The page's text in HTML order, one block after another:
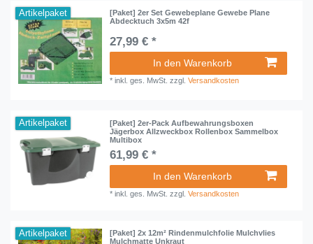
Artikelpaket
[Paket] 2er Set Gewebeplane Gewebe Plane
Abdecktuch 3x5m 42f
27,99 € *
In den Warenkorb
*inkl. ges. MwSt. zzgl.Versandkosten
Artikelpaket
[Paket] 2er-Pack Aufbewahrungsboxen
Jägerbox Allzweckbox Rollenbox Sammelbox
Multibox
61,99 € *
In den Warenkorb
*inkl. ges. MwSt. zzgl.Versandkosten
Artikelpaket
[Paket] 2x 12m² Rindenmulchfolie Mulchvlies
Mulchmatte Unkraut